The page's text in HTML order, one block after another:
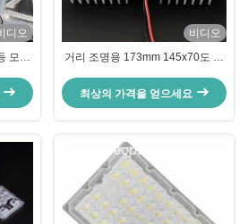
디오
모듈
비디오
거리 조명용 173mm 145x70도 빔
5050 SMD LED 조명 모듈
최상의 가격을 얻으세요